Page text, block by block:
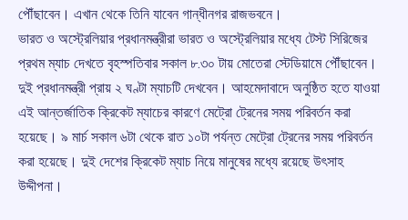
পৌঁছাবেন। এখান থেকে তিনি যাবেন গান্ধীনগর রাজভবনে।
ভারত ও অস্ট্রেলিয়ার প্রধানমন্ত্রীরা ভারত ও অস্ট্রেলিয়ার মধ্যে টেস্ট সিরিজের
প্রথম ম্যাচ দেখতে বৃহস্পতিবার সকাল ৮.৩০ টায় মোতেরা স্টেডিয়ামে পৌঁছাবেন।
দুই প্রধানমন্ত্রী প্রায় ২ ঘণ্টা ম্যাচটি দেখবেন। আহমেদাবাদে অনুষ্ঠিত হতে যাওয়া
এই আন্তর্জাতিক ক্রিকেট ম্যাচের কারণে মেট্রো ট্রেনের সময় পরিবর্তন করা
হয়েছে। ৯ মার্চ সকাল ৬টা থেকে রাত ১০টা পর্যন্ত মেট্রো ট্রেনের সময় পরিবর্তন
করা হয়েছে। দুই দেশের ক্রিকেট ম্যাচ নিয়ে মানুষের মধ্যে রয়েছে উৎসাহ
উদ্দীপনা।